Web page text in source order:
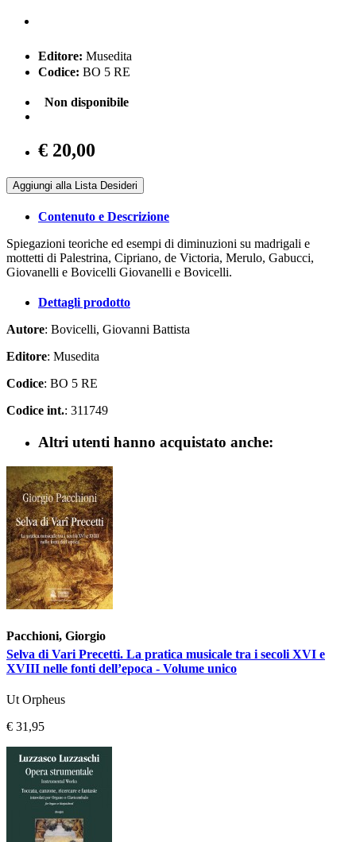
Editore: Musedita
Codice: BO 5 RE
Non disponibile
€ 20,00
Aggiungi alla Lista Desideri
Contenuto e Descrizione
Spiegazioni teoriche ed esempi di diminuzioni su madrigali e
mottetti di Palestrina, Cipriano, de Victoria, Merulo, Gabucci,
Giovanelli e Bovicelli Giovanelli e Bovicelli.
Dettagli prodotto
Autore: Bovicelli, Giovanni Battista
Editore: Musedita
Codice: BO 5 RE
Codice int.: 311749
Altri utenti hanno acquistato anche:
Pacchioni, Giorgio
Selva di Vari Precetti. La pratica musicale tra i secoli XVI e
XVIII nelle fonti dell’epoca - Volume unico
Ut Orpheus
€ 31,95